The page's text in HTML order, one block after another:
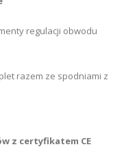
regulacji obwodu
razem ze spodniami z
z certyfikatem CE